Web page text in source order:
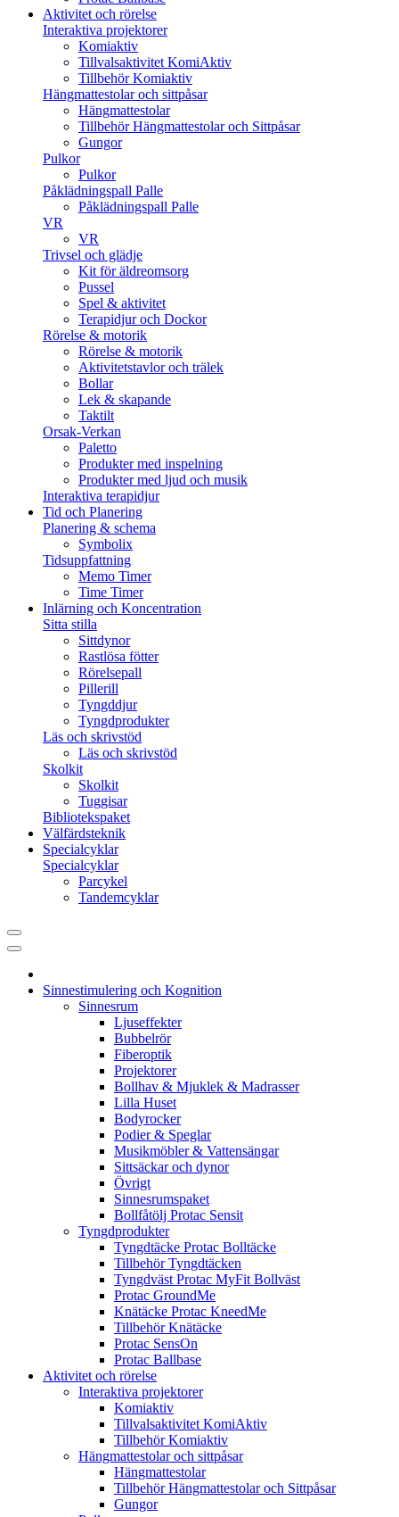
Aktivitet och rörelse
Interaktiva projektorer
Komiaktiv
Tillvalsaktivitet KomiAktiv
Tillbehör Komiaktiv
Hängmattestolar och sittpåsar
Hängmattestolar
Tillbehör Hängmattestolar och Sittpåsar
Gungor
Pulkor
Pulkor
Påklädningspall Palle
Påklädningspall Palle
VR
VR
Trivsel och glädje
Kit för äldreomsorg
Pussel
Spel & aktivitet
Terapidjur och Dockor
Rörelse & motorik
Rörelse & motorik
Aktivitetstavlor och trälek
Bollar
Lek & skapande
Taktilt
Orsak-Verkan
Paletto
Produkter med inspelning
Produkter med ljud och musik
Interaktiva terapidjur
Tid och Planering
Planering & schema
Symbolix
Tidsuppfattning
Memo Timer
Time Timer
Inlärning och Koncentration
Sitta stilla
Sittdynor
Rastlösa fötter
Rörelsepall
Pillerill
Tyngddjur
Tyngdprodukter
Läs och skrivstöd
Läs och skrivstöd
Skolkit
Skolkit
Tuggisar
Bibliotekspaket
Välfärdsteknik
Specialcyklar
Specialcyklar
Parcykel
Tandemcyklar
Sinnestimulering och Kognition
Sinnesrum
Ljuseffekter
Bubbelrör
Fiberoptik
Projektorer
Bollhav & Mjuklek & Madrasser
Lilla Huset
Bodyrocker
Podier & Speglar
Musikmöbler & Vattensängar
Sittsäckar och dynor
Övrigt
Sinnesrumspaket
Bollfåtölj Protac Sensit
Tyngdprodukter
Tyngdtäcke Protac Bolltäcke
Tillbehör Tyngdtäcken
Tyngdväst Protac MyFit Bollväst
Protac GroundMe
Knätäcke Protac KneedMe
Tillbehör Knätäcke
Protac SensOn
Protac Ballbase
Aktivitet och rörelse
Interaktiva projektorer
Komiaktiv
Tillvalsaktivitet KomiAktiv
Tillbehör Komiaktiv
Hängmattestolar och sittpåsar
Hängmattestolar
Tillbehör Hängmattestolar och Sittpåsar
Gungor